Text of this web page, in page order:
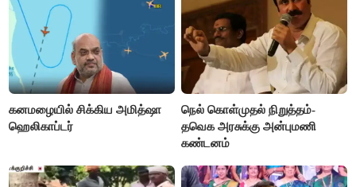
கனமழையில் சிக்கிய அமித்ஷா
ஹெலிகாப்டர்
நெல் கொள்முதல் நிறுத்தம்-
தவெக அரசுக்கு அன்புமணி
கண்டனம்